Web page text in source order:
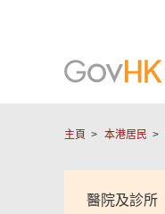
主頁 本港居民
醫院及診所